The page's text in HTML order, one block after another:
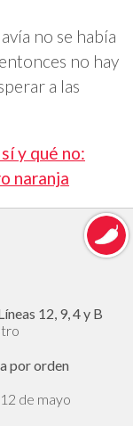
no se había
no hay
a las
y qué no:
naranja
12, 9, 4 y B
por orden
de mayo